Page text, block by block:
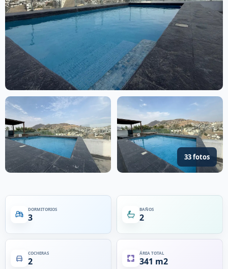
33 fotos
DORMITORIOS
3
BAÑOS
2
COCHERAS
2
ÁREA TOTAL
341 m2